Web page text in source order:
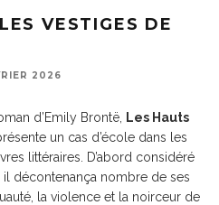
VESTIGES DE
2026
d’Emily Brontë,
Les Hauts
un cas d’école dans les
littéraires. D’abord considéré
décontenança nombre de ses
la violence et la noirceur de